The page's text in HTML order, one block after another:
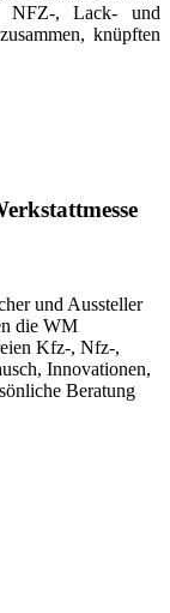
NFZ-, Lack- und
knüpften
und Aussteller
die WM
Kfz-, Nfz-,
Innovationen,
Beratung